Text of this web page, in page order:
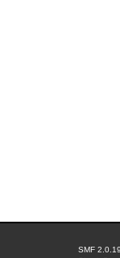
SMF 2.0.19